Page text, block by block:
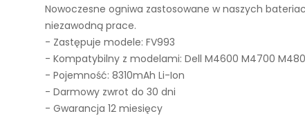
Nowoczesne ogniwa zastosowane w naszych
niezawodną prace.
- Zastępuje modele: FV993
- Kompatybilny z modelami: Dell M4600 M4700
- Pojemność: 8310mAh Li-Ion
- Darmowy zwrot do 30 dni
- Gwarancja 12 miesięcy